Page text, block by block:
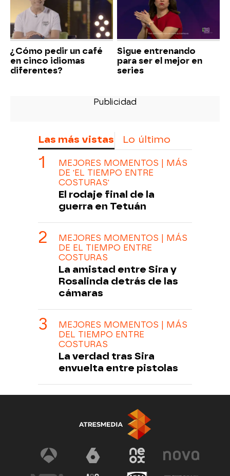
¿Cómo pedir un café
en cinco idiomas
diferentes?
Sigue entrenando
para ser el mejor en
series
Las más vistas Lo último
MEJORES MOMENTOS | MÁS
DE 'EL TIEMPO ENTRE
COSTURAS'
El rodaje final de la
guerra en Tetuán
MEJORES MOMENTOS | MÁS
DE EL TIEMPO ENTRE
COSTURAS
La amistad entre Sira y
Rosalinda detrás de las
cámaras
MEJORES MOMENTOS | MÁS
DEL TIEMPO ENTRE
COSTURAS
La verdad tras Sira
envuelta entre pistolas